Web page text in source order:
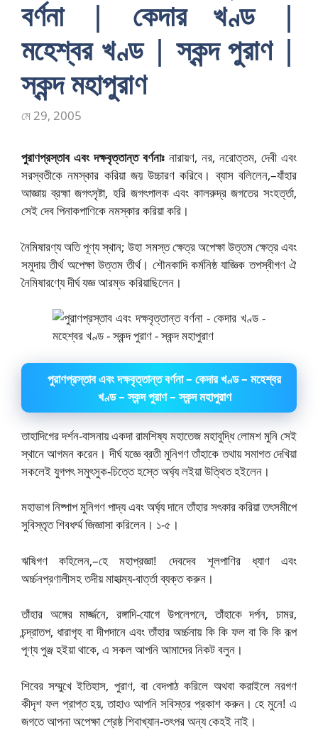
বর্ণনা | কেদার খণ্ড |
মহেশ্বর খণ্ড | স্কন্দ পুরাণ |
স্কন্দ মহাপুরাণ
মে 29, 2005
পুরাণপ্রস্তাব এবং দক্ষবৃত্তান্ত বর্ণনাঃ নারায়ণ, নর, নরোত্তম, দেবী এবং
সরস্বতীকে নমস্কার করিয়া জয় উচ্চারণ করিবে। ব্যাস বলিলেন,–যাঁহার
আজ্ঞায় ব্রহ্মা জগৎসৃষ্টা, হরি জগৎপালক এবং কালরুদ্র জগতের সংহর্ত্তা,
সেই দেব পিনাকপাণিকে নমস্কার করিয়া করি।
নৈমিষারণ্য অতি পূণ্য স্থান; উহা সমস্ত ক্ষেত্র অপেক্ষা উত্তম ক্ষেত্র এবং
সমুদায় তীর্থ অপেক্ষা উত্তম তীর্থ। শৌনকাদি কর্মনিষ্ঠ যাজ্ঞিক তপস্বীগণ ঐ
নৈমিষারণ্যে দীর্ঘ যজ্ঞ আরম্ভ করিয়াছিলেন।
পুরাণপ্রস্তাব এবং দক্ষবৃত্তান্ত বর্ণনা – কেদার খণ্ড – মহেশ্বর
খণ্ড – স্কন্দ পুরাণ – স্কন্দ মহাপুরাণ
তাহাদিগের দর্শন-বাসনায় একদা রামশিষ্য মহাতেজ মহাবুদ্ধি লোমশ মুনি সেই
স্থানে আগমন করেন। দীর্ঘ যজ্ঞে ব্রতী মুনিগণ তাঁহাকে তথায় সমাগত দেখিয়া
সকলেই যুগপৎ সমুৎসুক-চিত্তে হস্তে অর্ঘ্য লইয়া উত্থিত হইলেন।
মহাভাগ নিষ্পাপ মুনিগণ পাদ্য এবং অর্ঘ্য দানে তাঁহার সৎকার করিয়া তৎসমীপে
সুবিস্তৃত শিবধর্ম্ম জিজ্ঞাসা করিলেন। ১-৫।
ঋষিগণ কহিলেন,–হে মহাপ্রজ্ঞা! দেবদেব শূলপাণির ধ্যাণ এবং
অর্চ্চনপ্রণালীসহ তদীয় মাহাত্ম্য-বার্ত্তা ব্যক্ত করুন।
তাঁহার অঙ্গের মার্জ্জনে, রঙ্গাদি-যোগে উপলেপনে, তাঁহাকে দর্পন, চামর,
চন্দ্রাতপ, ধারাগৃহ বা দীপদানে এবং তাঁহার অর্চ্চনায় কি কি ফল বা কি কি রূপ
পূণ্য পুঞ্জ হইয়া থাকে, এ সকল আপনি আমাদের নিকট বলুন।
শিবের সম্মুখে ইতিহাস, পুরাণ, বা বেদপাঠ করিলে অথবা করাইলে নরগণ
কীদৃশ ফল প্রাপ্ত হয়, তাহাও আপনি সবিস্তর প্রকাশ করুন। হে মুনে! এ
জগতে আপনা অপেক্ষা শ্রেষ্ঠ শিবাখ্যান-তৎপর অন্য কেহই নাই।